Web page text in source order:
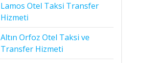
Lamos Otel Taksi Transfer
Hizmeti
Altın Orfoz Otel Taksi ve
Transfer Hizmeti